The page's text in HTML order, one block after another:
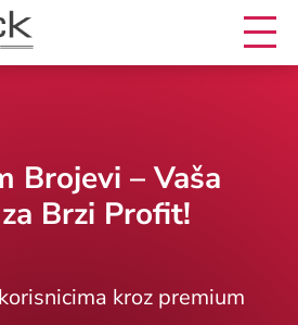
Brojevi – Vaša
Brzi Profit!
kroz premium